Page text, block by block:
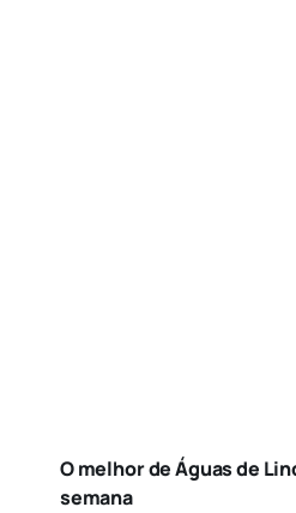
O melhor de Águas de
semana